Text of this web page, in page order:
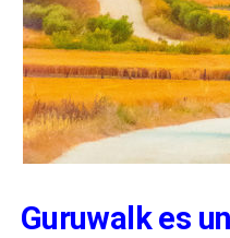
Guruwalk es